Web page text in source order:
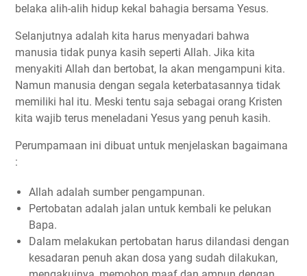
belaka alih-alih hidup kekal bahagia bersama Yesus.
Selanjutnya adalah kita harus menyadari bahwa
manusia tidak punya kasih seperti Allah. Jika kita
menyakiti Allah dan bertobat, Ia akan mengampuni kita.
Namun manusia dengan segala keterbatasannya tidak
memiliki hal itu. Meski tentu saja sebagai orang Kristen
kita wajib terus meneladani Yesus yang penuh kasih.
Perumpamaan ini dibuat untuk menjelaskan bagaimana
:
Allah adalah sumber pengampunan.
Pertobatan adalah jalan untuk kembali ke pelukan
Bapa.
Dalam melakukan pertobatan harus dilandasi dengan
kesadaran penuh akan dosa yang sudah dilakukan,